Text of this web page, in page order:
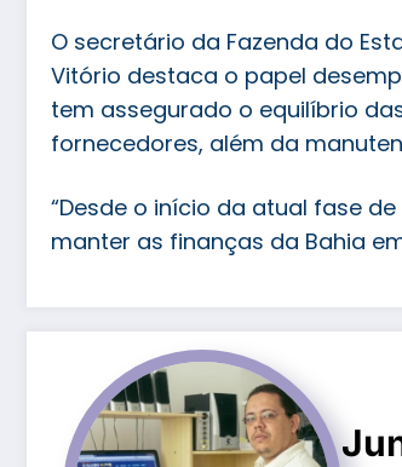
O secretário da Fazenda do
Vitório destaca o papel
tem assegurado o equilíbrio
fornecedores, além da
“Desde o início da atual fase
manter as finanças da Bahia